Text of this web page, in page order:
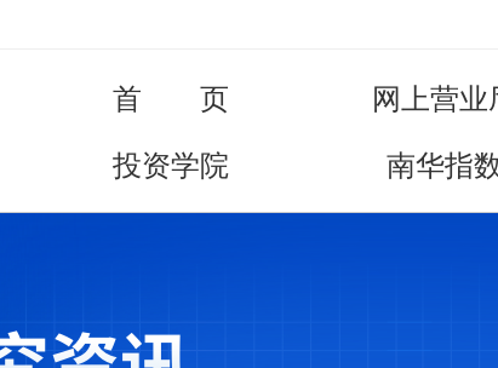
首 页 网上营业
投资学院 南华指